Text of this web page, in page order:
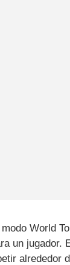
World
un jugador.
alrededor